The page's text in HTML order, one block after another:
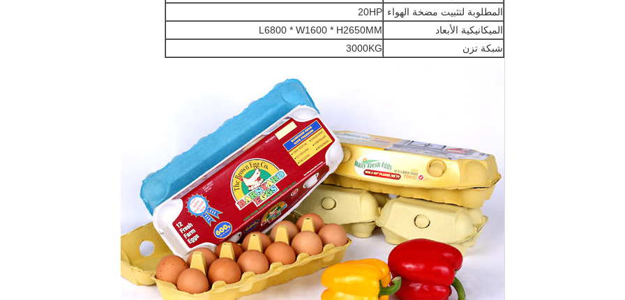
المطلوبة لتثبيت مضخة الهواء 20HP
الميكانيكية الأبعاد
L6800 * W1600 * H2650MM
شبكة تزن
3000KG